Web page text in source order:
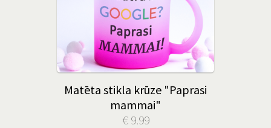
Matēta stikla krūze "Paprasi
mammai"
€ 9.99